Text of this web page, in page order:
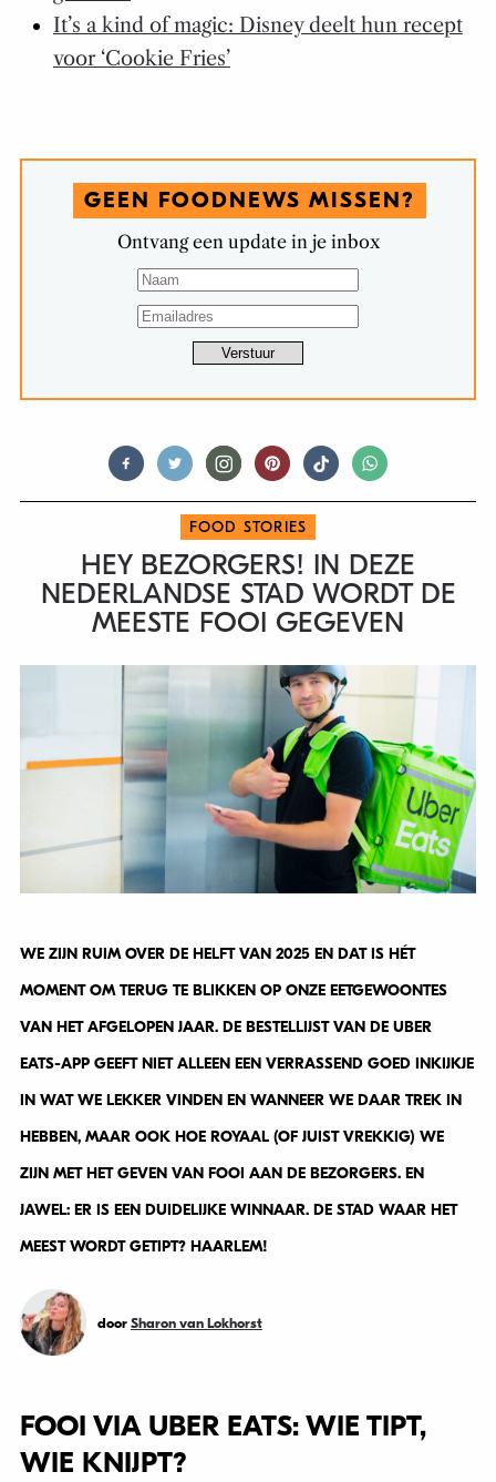
It’s a kind of magic: Disney deelt hun recept
voor ‘Cookie Fries’
GEEN FOODNEWS MISSEN?
Ontvang een update in je inbox
FOOD STORIES
HEY BEZORGERS! IN DEZE
NEDERLANDSE STAD WORDT DE
MEESTE FOOI GEGEVEN
WE ZIJN RUIM OVER DE HELFT VAN 2025 EN DAT IS HÉT
MOMENT OM TERUG TE BLIKKEN OP ONZE EETGEWOONTES
VAN HET AFGELOPEN JAAR. DE BESTELLIJST VAN DE UBER
EATS-APP GEEFT NIET ALLEEN EEN VERRASSEND GOED INKIJKJE
IN WAT WE LEKKER VINDEN EN WANNEER WE DAAR TREK IN
HEBBEN, MAAR OOK HOE ROYAAL (OF JUIST VREKKIG) WE
ZIJN MET HET GEVEN VAN FOOI AAN DE BEZORGERS. EN
JAWEL: ER IS EEN DUIDELIJKE WINNAAR. DE STAD WAAR HET
MEEST WORDT GETIPT? HAARLEM!
door Sharon van Lokhorst
FOOI VIA UBER EATS: WIE TIPT,
WIE KNIJPT?